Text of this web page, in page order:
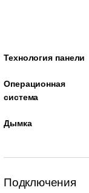
Технология панели
Операционная
система
Дымка
Подключения